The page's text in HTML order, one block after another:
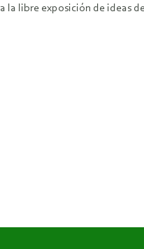
la libre exposición de ideas